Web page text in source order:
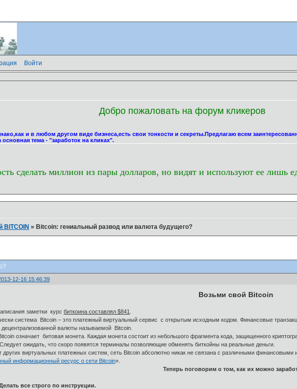
Войти
Добро пожаловать на форум кликеров
и в любом другом виде бизнеса,есть свои тонкости и секреты.Предлагаю всем
тема - "заработок на кликах".
сделать миллион из пары долларов, но видят и используют ее лишь
BITCOIN » Bitcoin: гениальный развод или валюта будущего?
12-16 15:46:39
Возьми свой Bitcoin
заметки курсбиткоина составлял $841
система Bitcoin – это платежный виртуальный сервис с открытым исходным кодом. Финансовые
децентрализованной валюты называемой Bitcoin.
означает битовая монета. Каждая монета состоит из небольшого фрагмента кода, защищенного
ожидать, что скоро появятся терминалы позволяющие обменять биткойны на реальные деньги.
других виртуальных платежных систем, сеть Bitcoin абсолютно никак не связана с различными
информационный ресурс о сети Bitcoin».
Теперь поговорим о том, как их можно
все строго по инструкции.